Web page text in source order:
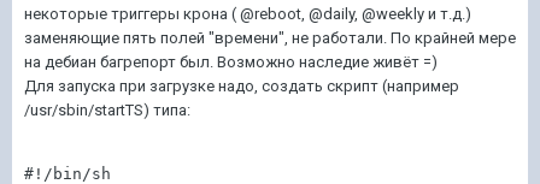
некоторые триггеры крона ( @reboot, @daily, @weekly и т.д.)
заменяющие пять полей "времени", не работали. По крайней мере
на дебиан багрепорт был. Возможно наследие живёт =)
Для запуска при загрузке надо, создать скрипт (например
/usr/sbin/startTS) типа:
#!/bin/sh